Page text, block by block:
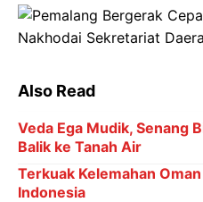
Also Read
Veda Ega Mudik, Senang
Balik ke Tanah Air
Terkuak Kelemahan
Indonesia